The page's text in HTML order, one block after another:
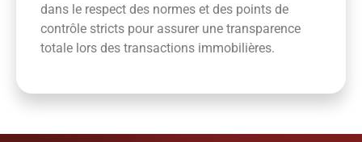
dans le respect des normes et des points de
contrôle stricts pour assurer une transparence
totale lors des transactions immobilières.